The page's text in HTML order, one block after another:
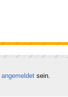
angemeldet sein.